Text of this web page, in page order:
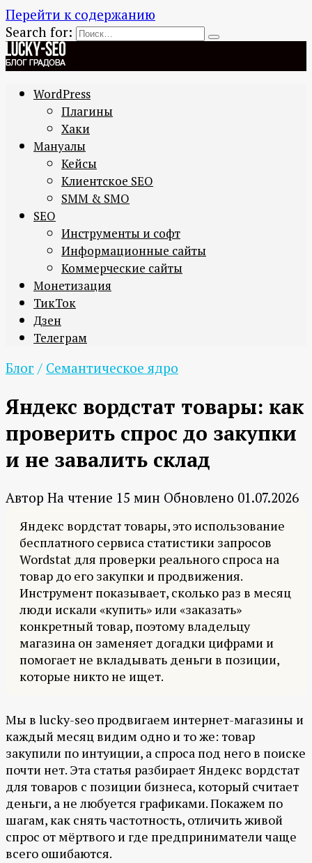
Перейти к содержанию
Search for:
WordPress
Плагины
Хаки
Мануалы
Кейсы
Клиентское SEO
SMM & SMO
SEO
Инструменты и софт
Информационные сайты
Коммерческие сайты
Монетизация
ТикТок
Дзен
Телеграм
Блог / Семантическое ядро
Яндекс вордстат товары: как
проверить спрос до закупки
и не завалить склад
Автор На чтение 15 мин Обновлено 01.07.2026
Яндекс вордстат товары, это использование
бесплатного сервиса статистики запросов
Wordstat для проверки реального спроса на
товар до его закупки и продвижения.
Инструмент показывает, сколько раз в месяц
люди искали «купить» или «заказать»
конкретный товар, поэтому владельцу
магазина он заменяет догадки цифрами и
помогает не вкладывать деньги в позиции,
которые никто не ищет.
Мы в lucky-seo продвигаем интернет-магазины и
каждый месяц видим одно и то же: товар
закупили по интуиции, а спроса под него в поиске
почти нет. Эта статья разбирает Яндекс вордстат
для товаров с позиции бизнеса, который считает
деньги, а не любуется графиками. Покажем по
шагам, как снять частотность, отличить живой
спрос от мёртвого и где предприниматели чаще
всего ошибаются.